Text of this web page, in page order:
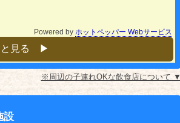
Powered by ホットペッパー Webサービス
と見る ▶︎
※周辺の子連れOKな飲食店について ▼
設